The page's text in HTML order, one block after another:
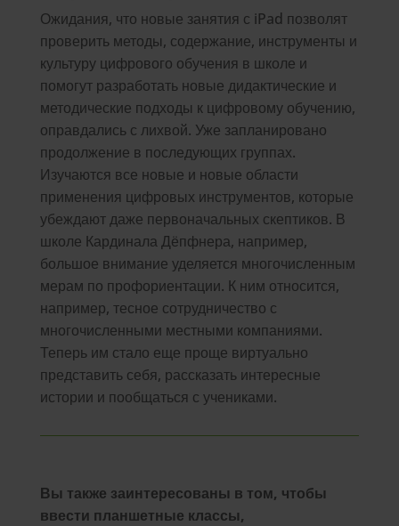
Ожидания, что новые занятия с iPad позволят
проверить методы, содержание, инструменты и
культуру цифрового обучения в школе и
помогут разработать новые дидактические и
методические подходы к цифровому обучению,
оправдались с лихвой. Уже запланировано
продолжение в последующих группах.
Изучаются все новые и новые области
применения цифровых инструментов, которые
убеждают даже первоначальных скептиков. В
школе Кардинала Дёпфнера, например,
большое внимание уделяется многочисленным
мерам по профориентации. К ним относится,
например, тесное сотрудничество с
многочисленными местными компаниями.
Теперь им стало еще проще виртуально
представить себя, рассказать интересные
истории и пообщаться с учениками.
Вы также заинтересованы в том, чтобы
ввести планшетные классы,